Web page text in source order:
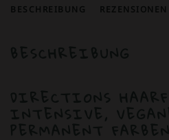
BESCHREIBUNG